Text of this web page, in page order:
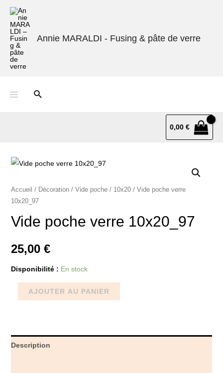
Annie MARALDI - Fusing & pâte de verre
0,00€
Accueil / Décoration/ Vide poche/ 10x20/ Vide poche verre
10x20_97
Vide poche verre 10x20_97
25,00 €
Disponibilité : En stock
AJOUTER AU PANIER
Description